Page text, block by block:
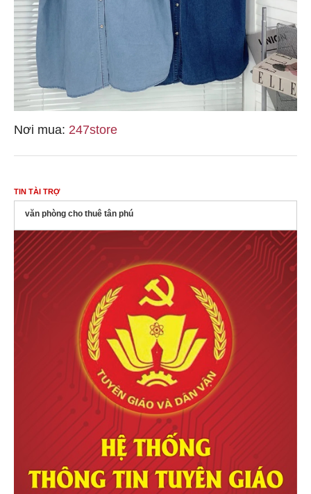
Nơi mua: 247store
TIN TÀI TRỢ
văn phòng cho thuê tân phú